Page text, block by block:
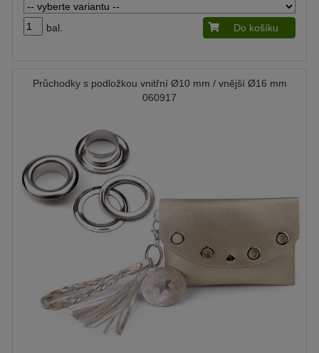
bal. Do košíku
Průchodky s podložkou vnitřní Ø10 mm / vnější Ø16 mm
060917